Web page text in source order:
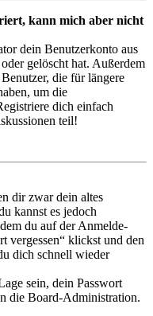
kann mich aber nicht
dein Benutzerkonto aus
gelöscht hat. Außerdem
die für längere
um die
dich einfach
teil!
dir zwar dein altes
kannst es jedoch
du auf der Anmelde-
vergessen“ klickst und den
dich schnell wieder
sein, dein Passwort
die Board-Administration.